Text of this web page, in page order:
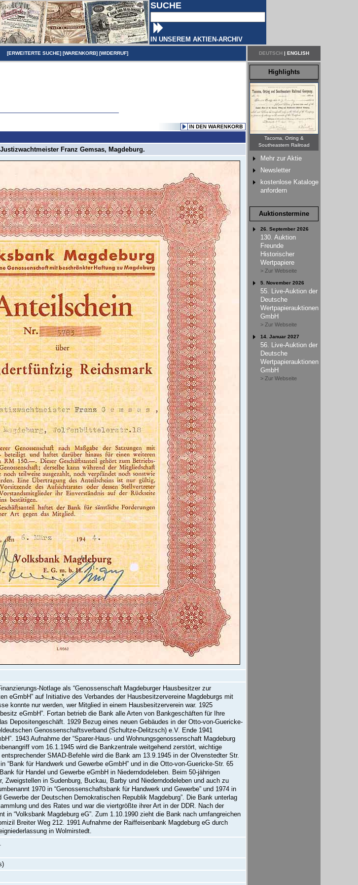
SUCHE
IN UNSEREM AKTIEN-ARCHIV
[ERWEITERTE SUCHE] [WARENKORB] [WIDERRUF] DEUTSCH| ENGLISH
Franz Gemsas, Magdeburg.
Notlage als “Genossenschaft Magdeburger Hausbesitzer zur
eGmbH” auf Initiative des Verbandes der Hausbesitzervereine Magdeburgs mit
konnte nur werden, wer Mitglied in einem Hausbesitzerverein war. 1925
eGmbH”. Fortan betrieb die Bank alle Arten von Bankgeschäften für Ihre
Depositengeschäft. 1929 Bezug eines neuen Gebäudes in der Otto-von-Guericke-
Genossenschaftsverband (Schultze-Delitzsch) e.V. Ende 1941
1943 Aufnahme der “Sparer-Haus- und Wohnungsgenossenschaft Magdeburg
vom 16.1.1945 wird die Bankzentrale weitgehend zerstört, wichtige
SMAD-Befehle wird die Bank am 13.9.1945 in der Olvenstedter Str.
“Bank für Handwerk und Gewerbe eGmbH” und in die Otto-von-Guericke-Str. 65
für Handel und Gewerbe eGmbH in Niederndodeleben. Beim 50-jährigen
Zweigstellen in Sudenburg, Buckau, Barby und Niederndodeleben und auch zu
1970 in “Genossenschaftsbank für Handwerk und Gewerbe” und 1974 in
der Deutschen Demokratischen Republik Magdeburg”. Die Bank unterlag
und des Rates und war die viertgrößte ihrer Art in der DDR. Nach der
in “Volksbank Magdeburg eG”. Zum 1.10.1990 zieht die Bank nach umfangreichen
Breiter Weg 212. 1991 Aufnahme der Raiffeisenbank Magdeburg eG durch
in Wolmirstedt.
Highlights
Tacoma, Orting &
Southeastern Railroad
Mehr zur Aktie
Newsletter
kostenlose Kataloge
anfordern
Auktionstermine
26. September 2026
130. Auktion
Freunde
Historischer
Wertpapiere
> Zur Webseite
5. November 2026
55. Live-Auktion der
Deutsche
Wertpapierauktionen
GmbH
> Zur Webseite
14. Januar 2027
56. Live-Auktion der
Deutsche
Wertpapierauktionen
GmbH
> Zur Webseite